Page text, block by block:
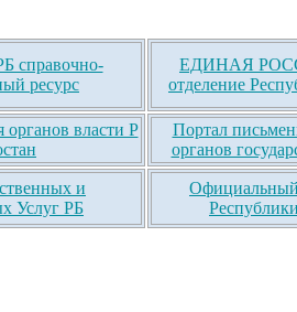
справочно-
ресурс
ЕДИНАЯ
отделение
органов власти Р
Портал
органов
и
Услуг РБ
Официальный